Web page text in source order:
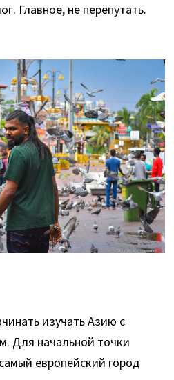
Главное, не перепутать.
изучать Азию с
Для начальной точки
европейский город